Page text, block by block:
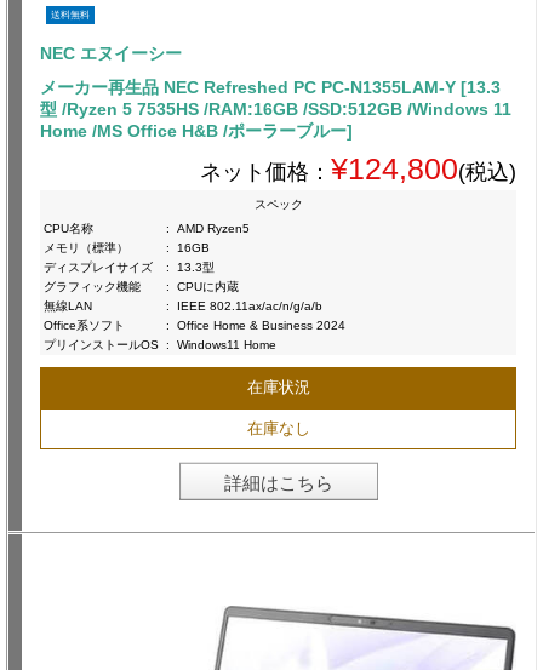
送料無料
NEC エヌイーシー
メーカー再生品 NEC Refreshed PC PC-N1355LAM-Y [13.3
型 /Ryzen 5 7535HS /RAM:16GB /SSD:512GB /Windows 11
Home /MS Office H&B /ポーラーブルー]
ネット価格： ¥124,800(税込)
スペック
CPU名称
:
AMD Ryzen5
メモリ（標準）
:
16GB
ディスプレイサイズ
:
13.3型
グラフィック機能
:
CPUに内蔵
無線LAN
:
IEEE 802.11ax/ac/n/g/a/b
Office系ソフト
:
Office Home & Business 2024
プリインストールOS : Windows11 Home
在庫状況
在庫なし
詳細はこちら